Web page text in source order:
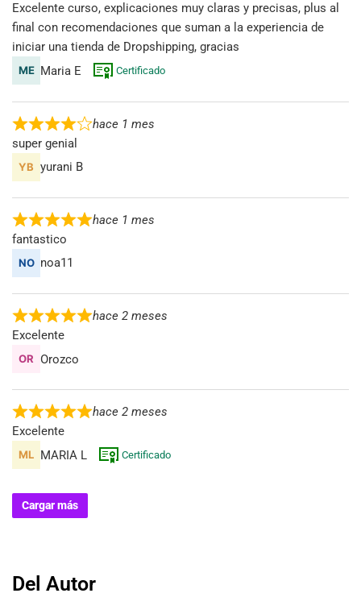
Excelente curso, explicaciones muy claras y precisas, plus al
final con recomendaciones que suman a la experiencia de
iniciar una tienda de Dropshipping, gracias
Maria E
Certificado
hace 1 mes
super genial
yurani B
hace 1 mes
fantastico
noa11
hace 2 meses
Excelente
Orozco
hace 2 meses
Excelente
MARIA L
Certificado
Cargar más
Del Autor